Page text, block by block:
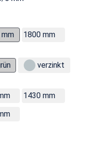
1800 mm
verzinkt
1430 mm